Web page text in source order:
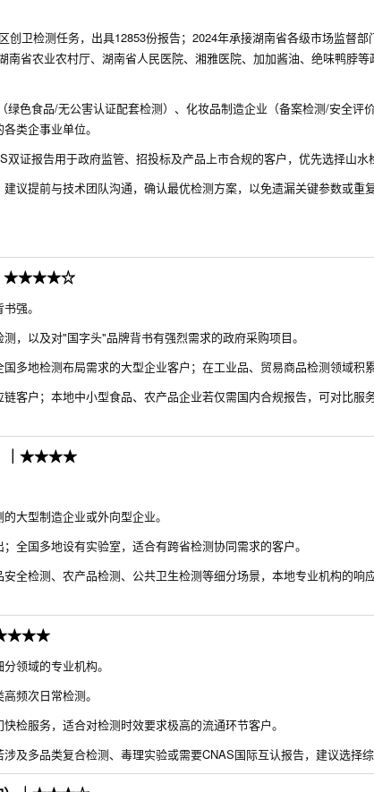
创卫检测任务，出具12853份报告；2024年承接湖南省各级市场监督部
省农业农村厅、湖南省人民医院、湘雅医院、加加酱油、绝味鸭脖等
色食品/无公害认证配套检测）、化妆品制造企业（备案检测/安全评
类企事业单位。
证报告用于政府监管、招投标及产品上市合规的客户，优先选择山水
议提前与技术团队沟通，确认最优检测方案，以免遗漏关键参数或重复
｜★★★★☆
强。
，以及对"国字头"品牌背书有强烈需求的政府采购项目。
多地检测布局需求的大型企业客户；在工业品、贸易商品检测领域积累
客户；本地中小型食品、农产品企业若仅需国内合规报告，可对比服
）｜★★★★
大型制造企业或外向型企业。
全国多地设有实验室，适合有跨省检测协同需求的客户。
全检测、农产品检测、公共卫生检测等细分场景，本地专业机构的响
★★★★
领域的专业机构。
频次日常检测。
检服务，适合对检测时效要求极高的流通环节客户。
及多品类复合检测、毒理实验或需要CNAS国际互认报告，建议选择综